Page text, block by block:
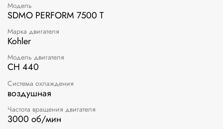
Модель
SDMO PERFORM 7500 T
Марка двигателя
Kohler
Модель двигателя
CH 440
Система охлаждения
воздушная
Частота вращения двигателя
3000 об/мин